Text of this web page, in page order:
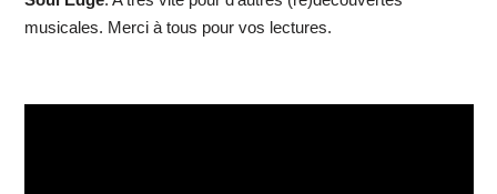
musicales. Merci à tous pour vos lectures.